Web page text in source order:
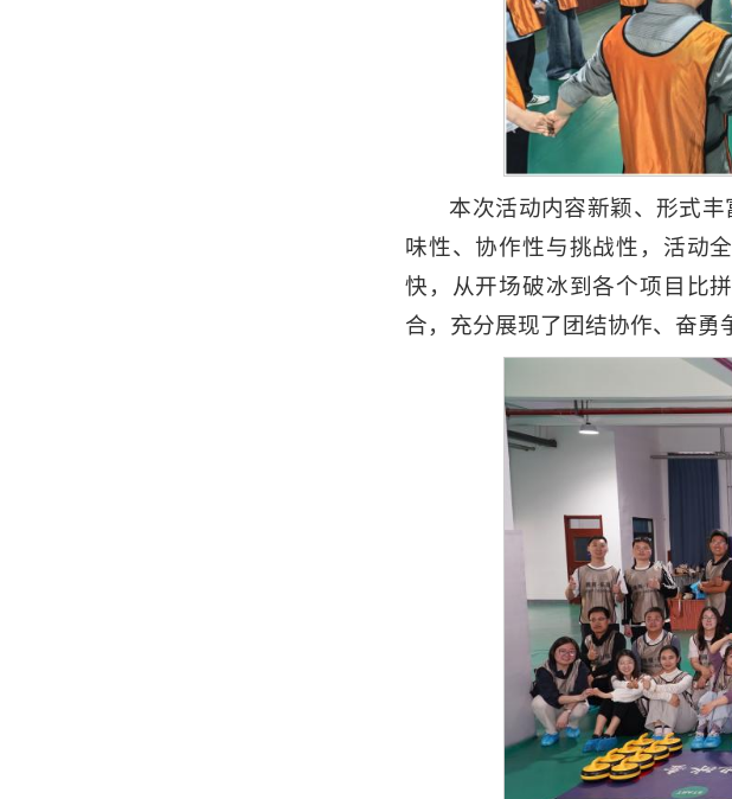
本次活动内容新颖、形式
味性、协作性与挑战性，活动
快，从开场破冰到各个项目比
合，充分展现了团结协作、奋勇